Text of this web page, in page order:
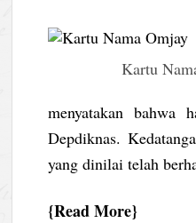
Kartu
menyatakan
Depdiknas.
yang dinilai telah
Read More